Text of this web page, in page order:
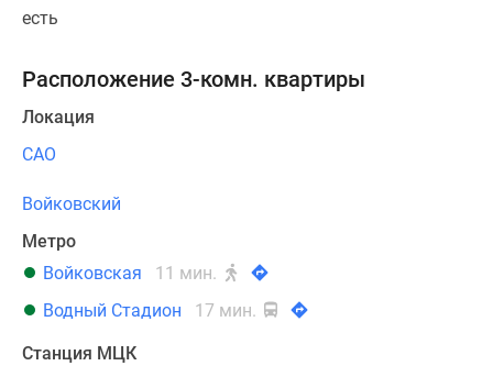
есть
Расположение 3-комн. квартиры
Локация
САО
Войковский
Метро
Войковская
11 мин.
Водный Стадион
17 мин.
Станция МЦК